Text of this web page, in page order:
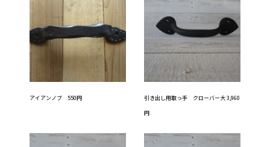
アイアンノブ 550円
引き出し用取っ手 クローバー大 3,960
円